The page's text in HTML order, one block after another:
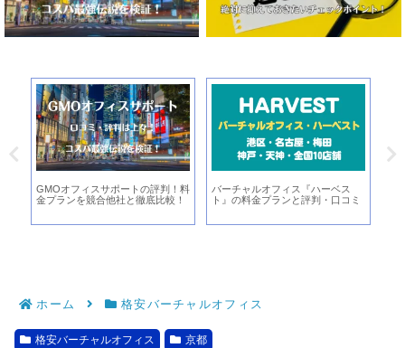
GMOオフィスサポートの評判！料
金プランを競合他社と徹底比較！
バーチャルオフィス『ハーベス
ト』の料金プランと評判・口コミ
ホーム 格安バーチャルオフィス
格安バーチャルオフィス 京都